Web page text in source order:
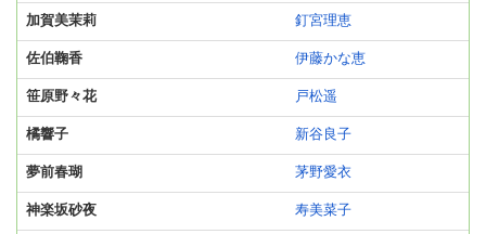
加賀美茉莉 釘宮理恵
佐伯鞠香 伊藤かな恵
笹原野々花 戸松遥
橘響子 新谷良子
夢前春瑚 茅野愛衣
神楽坂砂夜 寿美菜子